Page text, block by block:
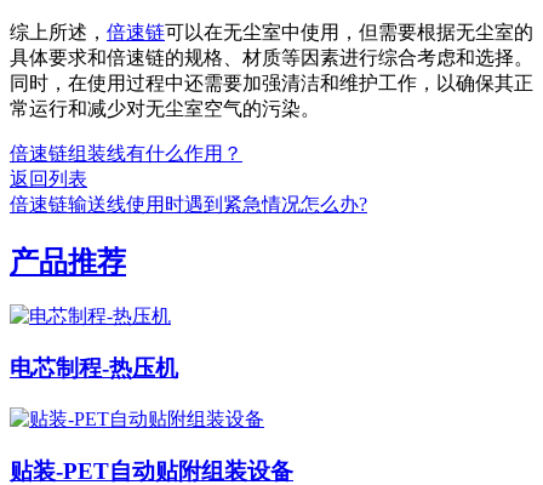
综上所述， 倍速链可以在无尘室中使用，但需要根据无尘室的
具体要求和倍速链的规格、材质等因素进行综合考虑和选择。
同时，在使用过程中还需要加强清洁和维护工作，以确保其正
常运行和减少对无尘室空气的污染。
倍速链组装线有什么作用？
返回列表
倍速链输送线使用时遇到紧急情况怎么办?
产品推荐
电芯制程-热压机
贴装-PET自动贴附组装设备